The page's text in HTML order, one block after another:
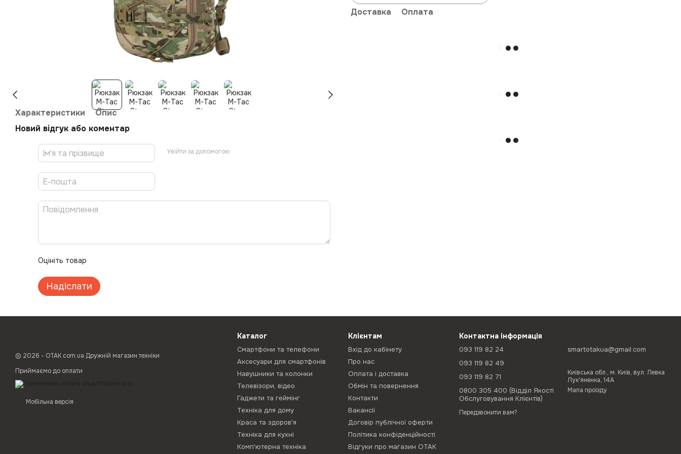
Характеристики
Опис
Новий відгук або коментар
Увійти за допомогою
Оцініть товар
Надіслати
Доставка Оплата
© 2026 - ОТАК.com.ua Дружній магазин техніки
Приймаємо до оплати
Мобільна версія
Каталог
Смартфони та телефони
Аксесуари для смартфонів
Навушники та колонки
Телевізори, відео
Гаджети та геймінг
Техніка для дому
Краса та здоров'я
Техніка для кухні
Комп'ютерна техніка
Клієнтам
Вхід до кабінету
Про нас
Оплата і доставка
Обмін та повернення
Контакти
Вакансії
Договір публічної оферти
Політика конфіденційності
Відгуки про магазин ОТАК
Контактна інформація
093 119 82 24
093 119 82 49
093 119 82 71
0800 305 400 (Відділ Якості
Обслуговування Клієнтів)
Передзвонити вам?
smartotakua@gmail.com
Київська обл., м. Київ, вул. Левка
Лук'яненка, 14А
Мапа проїзду